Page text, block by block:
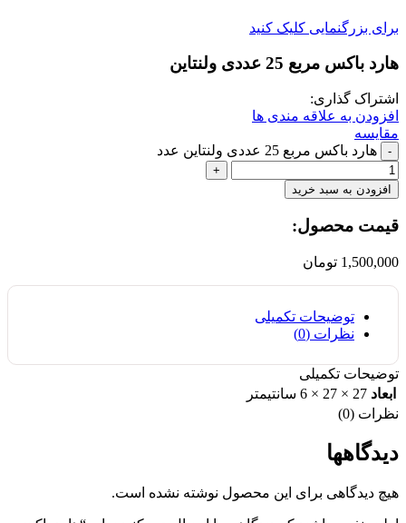
برای بزرگنمایی کلیک کنید
هارد باکس مربع 25 عددی ولنتاین
اشتراک گذاری:
افزودن به علاقه مندی ها
مقایسه
هارد باکس مربع 25 عددی ولنتاین عدد
افزودن به سبد خرید
قیمت محصول:​
1,500,000 تومان
توضیحات تکمیلی
نظرات (0)
توضیحات تکمیلی
ابعاد 27 × 27 × 6 سانتیمتر
نظرات (0)
دیدگاهها
هیچ دیدگاهی برای این محصول نوشته نشده است.